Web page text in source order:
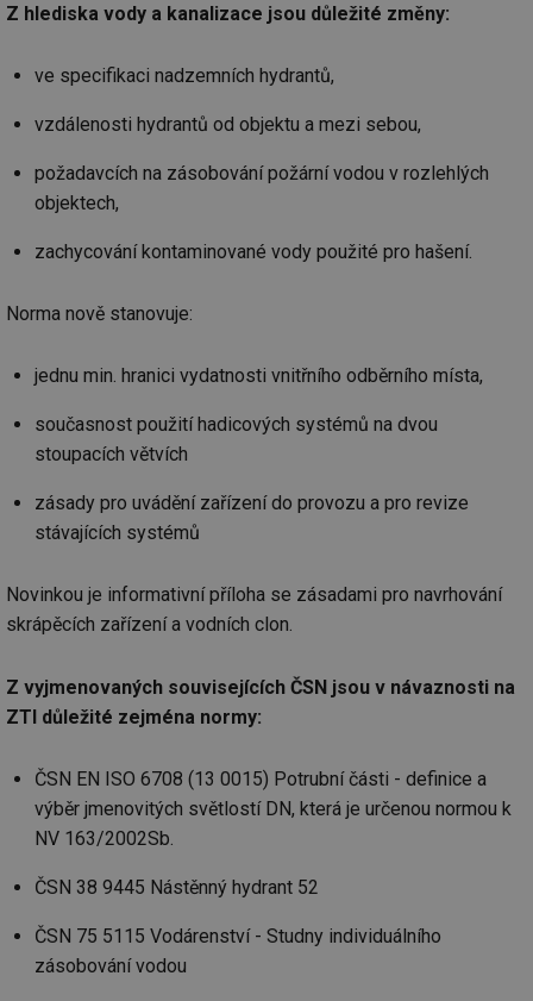
Z hlediska vody a kanalizace jsou důležité změny:
ve specifikaci nadzemních hydrantů,
vzdálenosti hydrantů od objektu a mezi sebou,
požadavcích na zásobování požární vodou v rozlehlých
objektech,
zachycování kontaminované vody použité pro hašení.
Norma nově stanovuje:
jednu min. hranici vydatnosti vnitřního odběrního místa,
současnost použití hadicových systémů na dvou
stoupacích větvích
zásady pro uvádění zařízení do provozu a pro revize
stávajících systémů
Novinkou je informativní příloha se zásadami pro navrhování
skrápěcích zařízení a vodních clon.
Z vyjmenovaných souvisejících ČSN jsou v návaznosti na
ZTI důležité zejména normy:
ČSN EN ISO 6708 (13 0015) Potrubní části - definice a
výběr jmenovitých světlostí DN, která je určenou normou k
NV 163/2002Sb.
ČSN 38 9445 Nástěnný hydrant 52
ČSN 75 5115 Vodárenství - Studny individuálního
zásobování vodou